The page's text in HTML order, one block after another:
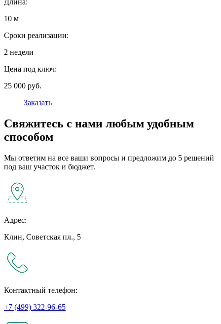
Длина:
10 м
Сроки реализации:
2 недели
Цена под ключ:
25 000 руб.
Заказать
Свяжитесь с нами любым удобным
способом
Мы ответим на все ваши вопросы и предложим до 5 решений
под ваш участок и бюджет.
Адрес:
Клин, Советская пл., 5
Контактный телефон:
+7 (499) 322-96-65